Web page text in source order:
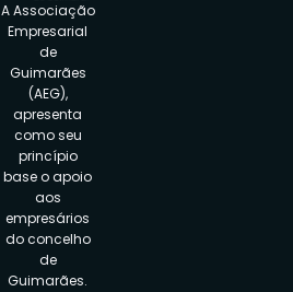
A Associação
Empresarial
de
Guimarães
(AEG),
apresenta
como seu
princípio
base o apoio
aos
empresários
do concelho
de
Guimarães.